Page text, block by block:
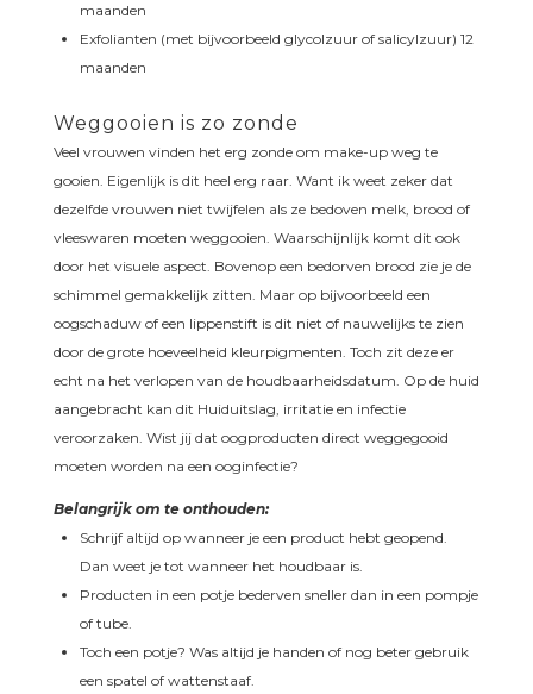
maanden
Exfolianten (met bijvoorbeeld glycolzuur of salicylzuur) 12
maanden
Weggooien is zo zonde
Veel vrouwen vinden het erg zonde om make-up weg te
gooien. Eigenlijk is dit heel erg raar. Want ik weet zeker dat
dezelfde vrouwen niet twijfelen als ze bedoven melk, brood of
vleeswaren moeten weggooien. Waarschijnlijk komt dit ook
door het visuele aspect. Bovenop een bedorven brood zie je de
schimmel gemakkelijk zitten. Maar op bijvoorbeeld een
oogschaduw of een lippenstift is dit niet of nauwelijks te zien
door de grote hoeveelheid kleurpigmenten. Toch zit deze er
echt na het verlopen van de houdbaarheidsdatum. Op de huid
aangebracht kan dit Huiduitslag, irritatie en infectie
veroorzaken. Wist jij dat oogproducten direct weggegooid
moeten worden na een ooginfectie?
Belangrijk om te onthouden:
Schrijf altijd op wanneer je een product hebt geopend.
Dan weet je tot wanneer het houdbaar is.
Producten in een potje bederven sneller dan in een pompje
of tube.
Toch een potje? Was altijd je handen of nog beter gebruik
een spatel of wattenstaaf.